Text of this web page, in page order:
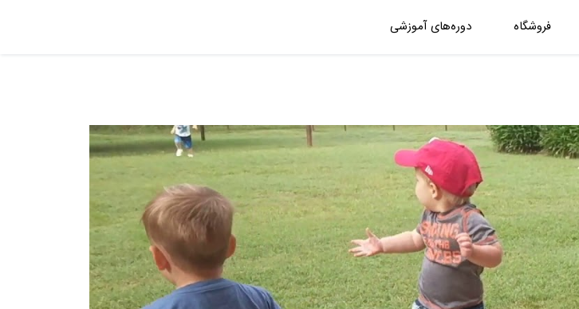
فروشگاه دوره‌های آموزشی